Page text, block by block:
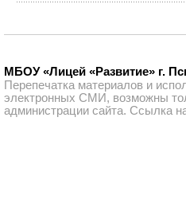
МБОУ «Лицей «Развитие» г.
Перепечатка материалов и
электронных СМИ, возможны
администрации сайта. Ссылка